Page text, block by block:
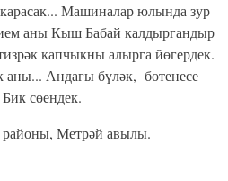
Машиналар юлында зур
аны Кыш Бабай калдыргандыр
капчыкны алырга йөгердек.
аны... Андагы бүләк, бөтенесе
сөендек.
Метрәй авылы.